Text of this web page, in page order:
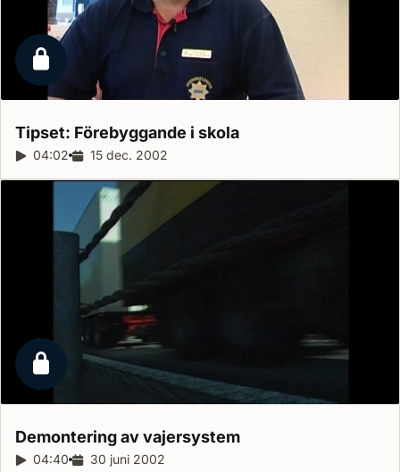
Låst reportage
Tipset: Förebyggande i skola
Reportagelängd:
04:02 Releasedatum:
15 dec. 2002
Låst reportage
Demontering avvajersystem
Reportagelängd:
04:40 Releasedatum:
30 juni 2002